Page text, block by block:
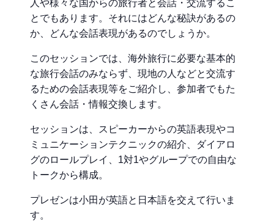
人や様々な国からの旅行者と会話・交流するこ
とでもあります。それにはどんな秘訣があるの
か、どんな会話表現があるのでしょうか。
このセッションでは、海外旅行に必要な基本的
な旅行会話のみならず、現地の人などと交流す
るための会話表現等をご紹介し、参加者でもた
くさん会話・情報交換します。
セッションは、スピーカーからの英語表現やコ
ミュニケーションテクニックの紹介、ダイアロ
グのロールプレイ、1対1やグループでの自由な
トークから構成。
プレゼンは小田が英語と日本語を交えて行いま
す。